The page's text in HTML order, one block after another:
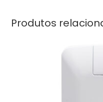
Produtos